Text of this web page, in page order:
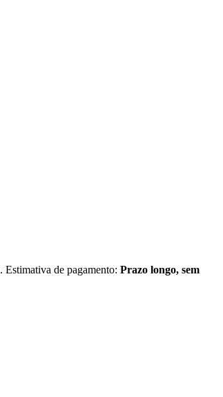
. Estimativa de pagamento: Prazo longo, sem